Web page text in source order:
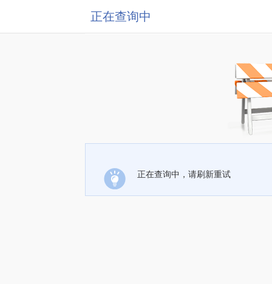
正在查询中
正在查询中，请刷新重试